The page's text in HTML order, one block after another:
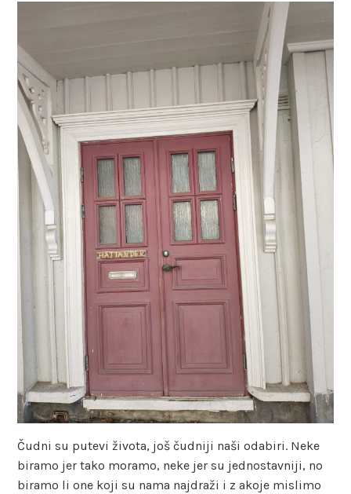
Čudni su putevi života, još čudniji naši odabiri. Neke
biramo jer tako moramo, neke jer su jednostavniji, no
biramo li one koji su nama najdraži i z akoje mislimo